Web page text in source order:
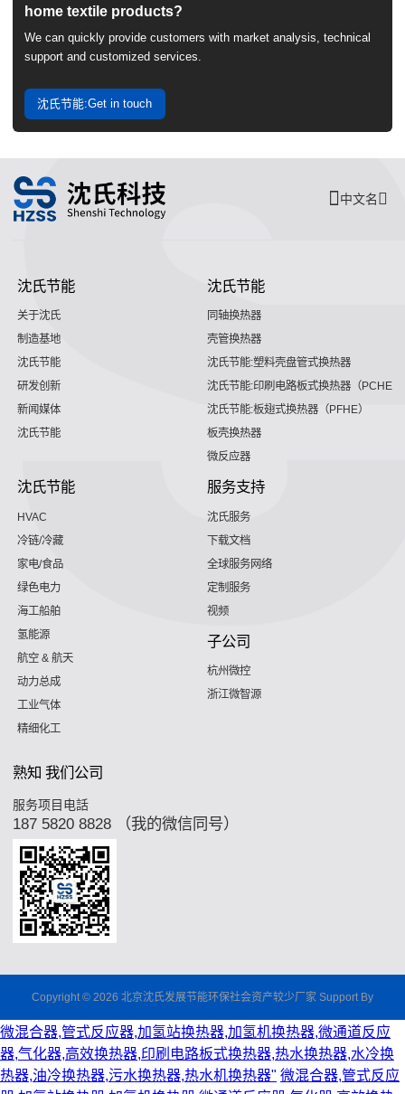
home textile products?
We can quickly provide customers with market analysis, technical
support and customized services.
沈氏节能:Get in touch
中文名
沈氏节能
关于沈氏
制造基地
沈氏节能
研发创新
新闻媒体
沈氏节能
沈氏节能
同轴换热器
壳管换热器
沈氏节能:塑料壳盘管式换热器
沈氏节能:印刷电路板式换热器（PCHE）
沈氏节能:板翅式换热器（PFHE）
板壳换热器
微反应器
沈氏节能
HVAC
冷链/冷藏
家电/食品
绿色电力
海工船舶
氢能源
航空 & 航天
动力总成
工业气体
精细化工
服务支持
沈氏服务
下载文档
全球服务网络
定制服务
视频
子公司
杭州微控
浙江微智源
熟知 我们公司
服务项目电話
187 5820 8828 （我的微信同号）
Copyright © 2026 北京沈氏发展节能环保社会资产较少厂家 Support By
微混合器,管式反应器,加氢站换热器,加氢机换热器,微通道反应
器,气化器,高效换热器,印刷电路板式换热器,热水换热器,水冷换
热器,油冷换热器,污水换热器,热水机换热器" 微混合器,管式反应